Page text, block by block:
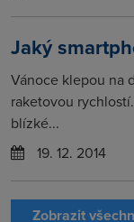
Jaký
Vánoce klepou na
raketovou
blízké...
19. 12. 2014
Zobrazit